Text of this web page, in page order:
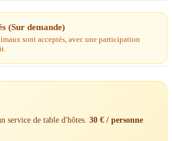
bien plus qu'une chambre ou un gîte.
chaleureux, de petits-déjeuners
nombreuses préparations maison, d'un
conseils personnalisés pour explorer
cathares, ses vignobles et ses
(Sur demande)
sont acceptés, avec une participation
service de table d'hôtes. 30 € / personne